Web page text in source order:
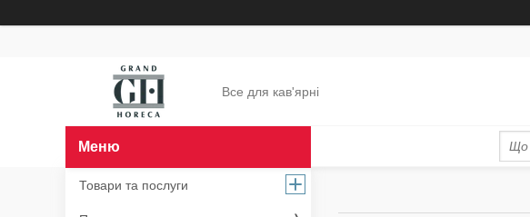
Все для кав'ярні
Товари та послуги